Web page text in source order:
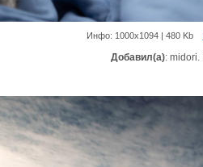
Инфо: 1000х1094 | 480 Kb
Добавил(а): midori.